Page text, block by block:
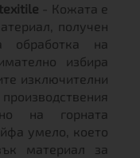
- Кожата е
получен
обработка на
избира
изключителни
на горната
умело, което
материал за